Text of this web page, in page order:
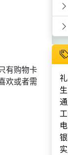
有购物卡
欢或者需